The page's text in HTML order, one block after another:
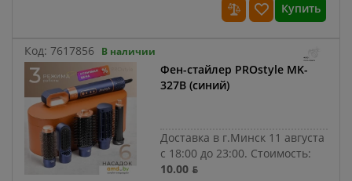
Купить
Код: 7617856 В наличии
Фен-стайлер PROstyle MK-
327B (синий)
Доставка в г.Минск 11 августа
с 18:00 до 23:00. Стоимость:
10.00 ƃ